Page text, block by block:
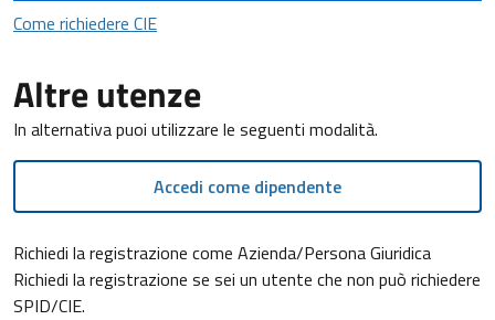
Come richiedere CIECome richiedere CIE
Altre utenze
In alternativa puoi utilizzare le seguenti modalità.
Accedi come dipendente
Richiedi la registrazione come Azienda/Persona Giuridica
Richiedi la registrazione se sei un utente che non può richiedere
SPID/CIE.